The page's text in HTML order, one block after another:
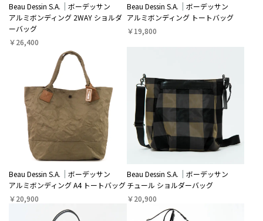
Beau Dessin S.A.
ボーデッサン
アルミボンディング 2WAY ショルダ
ーバッグ
￥26,400
Beau Dessin S.A.
ボーデッサン
アルミボンディング トートバッグ
￥19,800
Beau Dessin S.A.
ボーデッサン
アルミボンディング A4 トートバッグ
￥20,900
Beau Dessin S.A.
ボーデッサン
チュール ショルダーバッグ
￥20,900